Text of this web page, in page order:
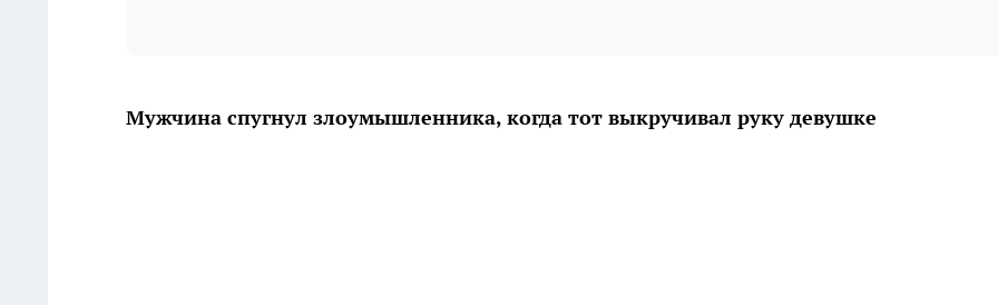
Мужчина спугнул злоумышленника, когда тот выкручивал руку девушке